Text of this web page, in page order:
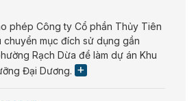
phép Công ty Cổ phần Thủy Tiên
chuyển mục đích sử dụng gần
Rạch Dừa để làm dự án Khu
Đại Dương.